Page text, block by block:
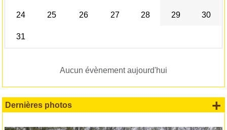
24 25 26 27 28 29 30
31
Aucun évènement aujourd'hui
Dernières photos +